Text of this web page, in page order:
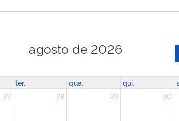
agosto de 2026
ter. qua. qui.
27 28 29 30